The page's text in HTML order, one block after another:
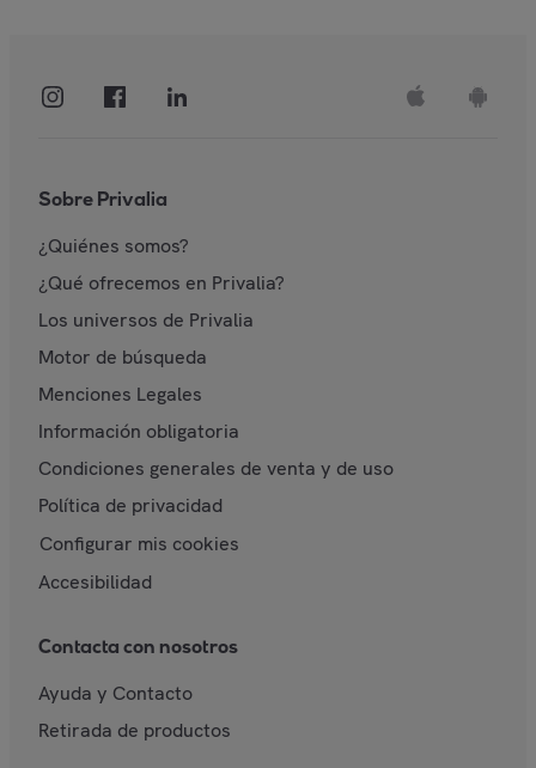
Sobre Privalia
¿Quiénes somos?
¿Qué ofrecemos en Privalia?
Los universos de Privalia
Motor de búsqueda
Menciones Legales
Información obligatoria
Condiciones generales de venta y de uso
Política de privacidad
Configurar mis cookies
Accesibilidad
Contacta con nosotros
Ayuda y Contacto
Retirada de productos